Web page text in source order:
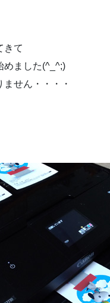
きて
めました(^_^;)
せん・・・・